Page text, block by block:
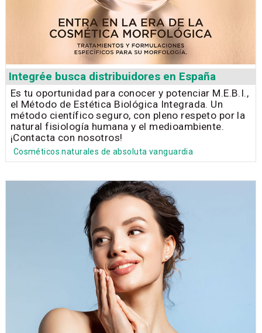
Integrée busca distribuidores en España
Es tu oportunidad para conocer y potenciar M.E.B.I.,
el Método de Estética Biológica Integrada. Un
método científico seguro, con pleno respeto por la
natural fisiología humana y el medioambiente.
¡Contacta con nosotros!
Cosméticos naturales de absoluta vanguardia